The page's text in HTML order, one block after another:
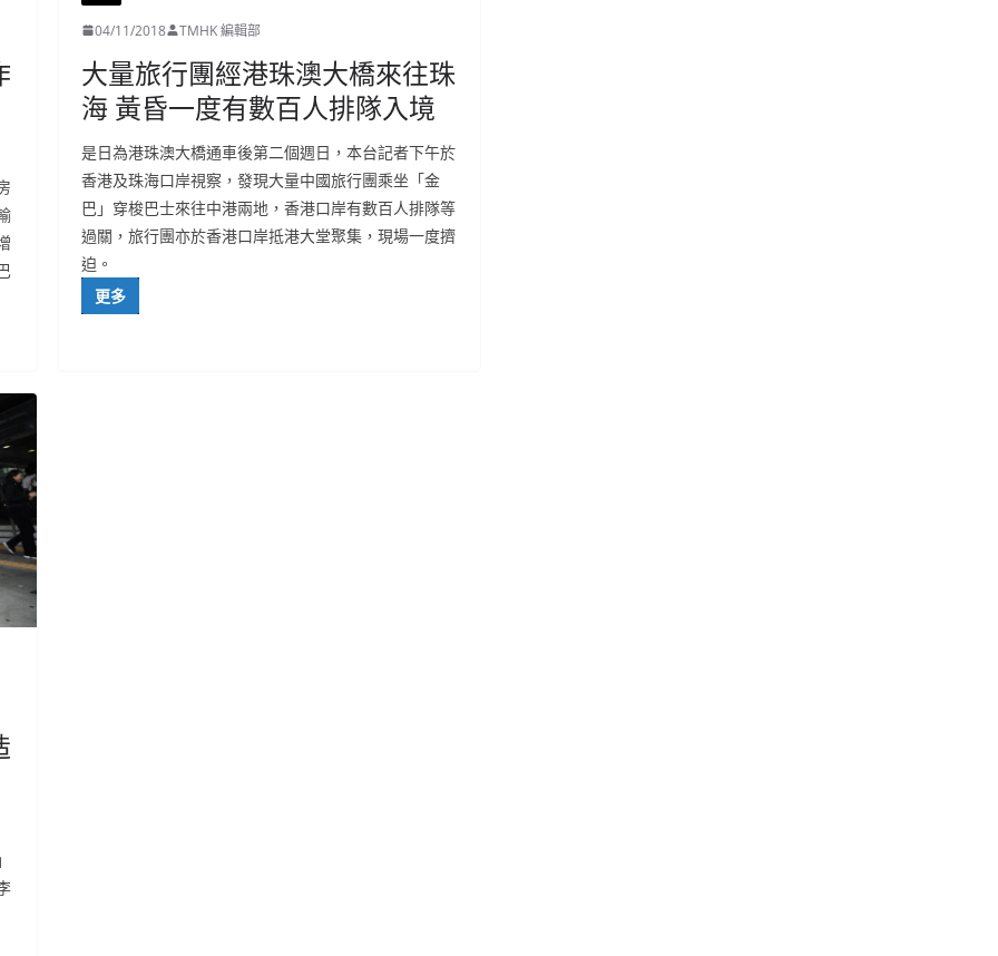
04/11/2018 TMHK 編輯部
大量旅行團經港珠澳大橋來往珠
海 黃昏一度有數百人排隊入境
是日為港珠澳大橋通車後第二個週日，本台記者下午於
香港及珠海口岸視察，發現大量中國旅行團乘坐「金
巴」穿梭巴士來往中港兩地，香港口岸有數百人排隊等
過關，旅行團亦於香港口岸抵港大堂聚集，現場一度擠
迫。
更多